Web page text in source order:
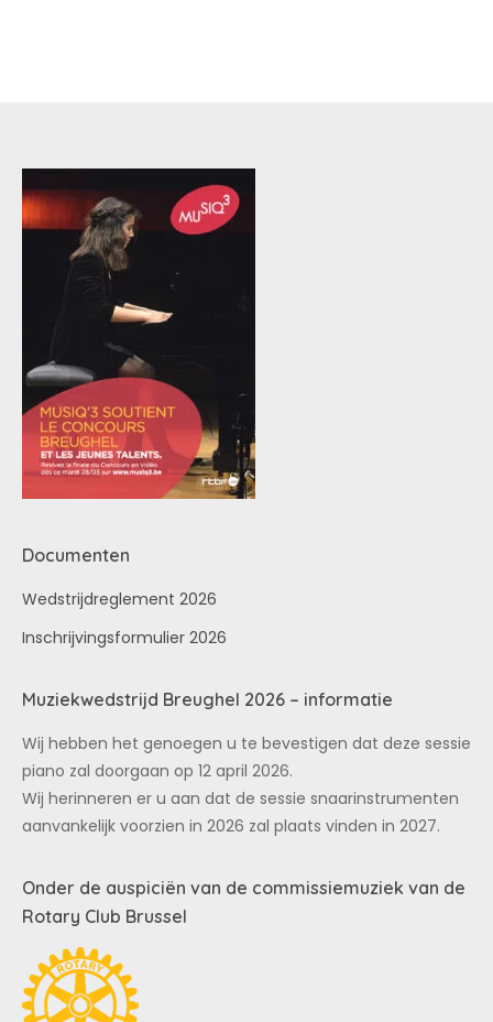
Documenten
Wedstrijdreglement 2026
Inschrijvingsformulier 2026
Muziekwedstrijd Breughel 2026 – informatie
Wij hebben het genoegen u te bevestigen dat deze sessie
piano zal doorgaan op 12 april 2026.
Wij herinneren er u aan dat de sessie snaarinstrumenten
aanvankelijk voorzien in 2026 zal plaats vinden in 2027.
Onder de auspiciën van de commissiemuziek van de
Rotary Club Brussel